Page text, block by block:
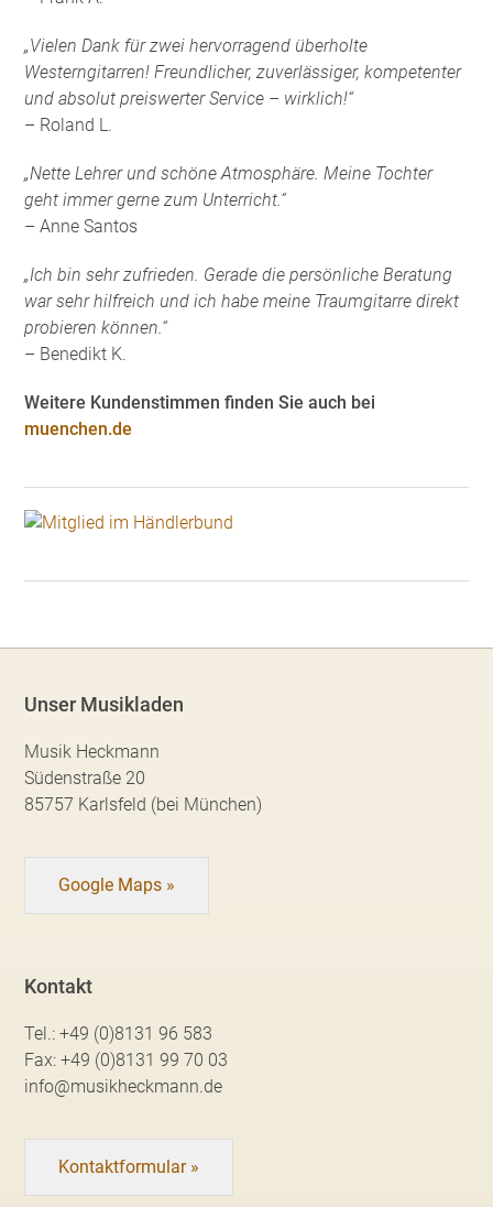
„Vielen Dank für zwei hervorragend überholte
Westerngitarren! Freundlicher, zuverlässiger, kompetenter
und absolut preiswerter Service – wirklich!“
– Roland L.
„Nette Lehrer und schöne Atmosphäre. Meine Tochter
geht immer gerne zum Unterricht.“
– Anne Santos
„Ich bin sehr zufrieden. Gerade die persönliche Beratung
war sehr hilfreich und ich habe meine Traumgitarre direkt
probieren können.“
– Benedikt K.
Weitere Kundenstimmen finden Sie auch bei
muenchen.de
Unser Musikladen
Musik Heckmann
Südenstraße 20
85757 Karlsfeld (bei München)
Google Maps »
Kontakt
Tel.:+49 (0)8131 96 583
Fax:+49 (0)8131 99 70 03
info@musikheckmann.de
Kontaktformular »